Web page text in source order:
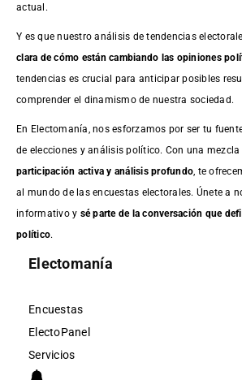
actual.
Y es que nuestro análisis de tendencias
clara de cómo están cambiando las opiniones
tendencias es crucial para anticipar posibles
comprender el dinamismo de nuestra sociedad.
En Electomanía, nos esforzamos por ser tu
de elecciones y análisis político. Con una
participación activa y análisis profundo , te
al mundo de las encuestas electorales. Únete a
informativo y sé parte de la conversación que
político.
Electomanía
Encuestas
ElectoPanel
Servicios